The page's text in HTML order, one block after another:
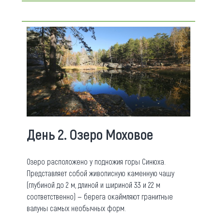
День 2. Озеро Моховое
Озеро расположено у подножия горы Синюха.
Представляет собой живописную каменную чашу
(глубиной до 2 м, длиной и шириной 33 и 22 м
соответственно) — берега окаймляют гранитные
валуны самых необычных форм.